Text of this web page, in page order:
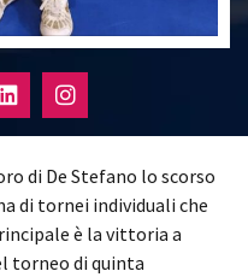
di De Stefano lo scorso
di tornei individuali che
è la vittoria a
torneo di quinta